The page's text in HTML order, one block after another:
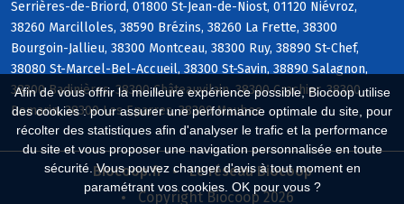
Afin de vous offrir la meilleure expérience possible, Biocoop utilise
des cookies : pour assurer une performance optimale du site, pour
récolter des statistiques afin d'analyser le trafic et la performance
du site et vous proposer une navigation personnalisée en toute
sécurité. Vous pouvez changer d'avis à tout moment en
paramétrant vos cookies. OK pour vous ?
Serrières-de-Briord, 01800 St-Jean-de-Niost, 01120 Niévroz,
38260 Marcilloles, 38590 Brézins, 38260 La Frette, 38300
Bourgoin-Jallieu, 38300 Montceau, 38300 Ruy, 38890 St-Chef,
38080 St-Marcel-Bel-Accueil, 38300 St-Savin, 38890 Salagnon,
38300 Badinières, 38300 Châteauvilain, 38300 Crachier, 38300
Domarin, 38300 Les Eparres, 38300 Maubec
Biocoop.fr
Le réseau Biocoop
Copyright Biocoop 2026